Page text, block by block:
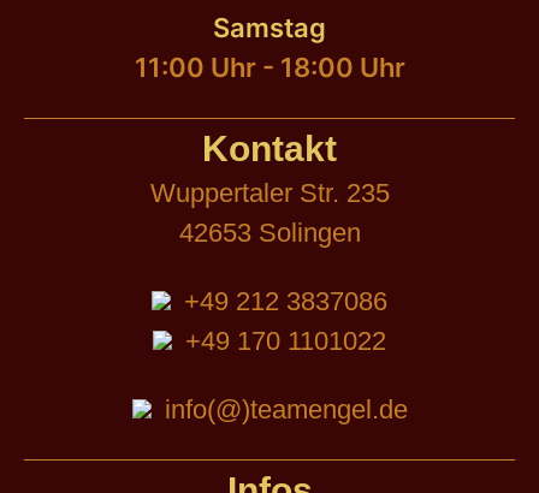
Samstag
11:00 Uhr - 18:00 Uhr
Kontakt
Wuppertaler Str. 235
42653 Solingen
+49 212 3837086
+49 170 1101022
info(@)teamengel.de